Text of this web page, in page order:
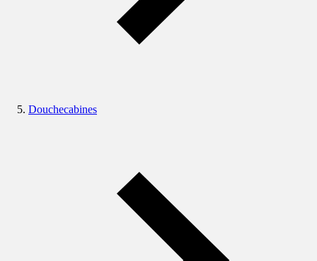
Douchecabines